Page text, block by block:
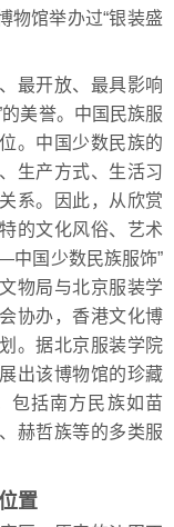
物馆举办过“银装盛
最开放、最具影响
美誉。中国民族服
。中国少数民族的
生产方式、生活习
系。因此，从欣赏
的文化风俗、艺术
中国少数民族服饰”
物局与北京服装学
协办，香港文化博
。据北京服装学院
出该博物馆的珍藏
包括南方民族如苗
赫哲族等的多类服
置